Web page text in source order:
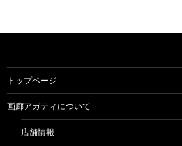
トップページ
画廊アガティについて
店舗情報